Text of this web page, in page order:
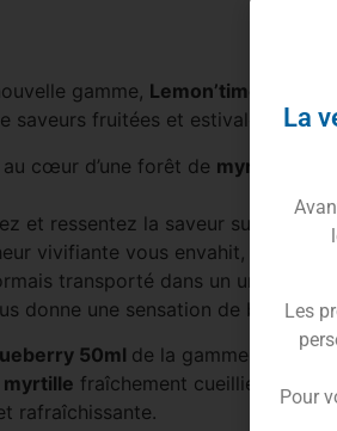
gamme, Lemon’time
saveurs fruitées et estivales,
cœur d’une forêt de myrtilles
et ressentez la saveur sucrée et
vivifiante vous envahit, comme
transporté dans un univers de
donne une sensation de bien-être
50ml de la gamme
myrtille fraîchement cueillie sont
rafraîchissante.
La
Les
Pour